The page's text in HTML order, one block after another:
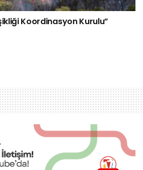
Koordinasyon Kurulu”